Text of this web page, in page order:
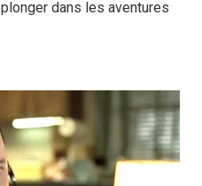
dans les aventures